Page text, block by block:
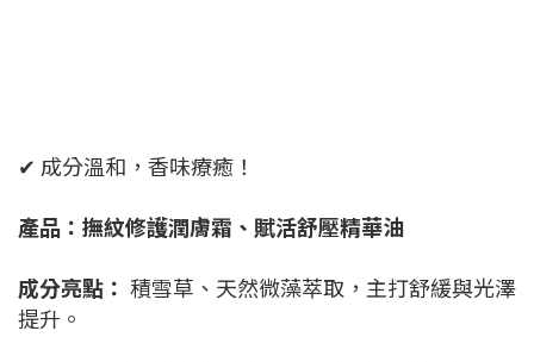
✔ 成分溫和，香味療癒！
產品：撫紋修護潤膚霜、賦活舒壓精華油
成分亮點： 積雪草、天然微藻萃取，主打舒緩與光澤
提升。